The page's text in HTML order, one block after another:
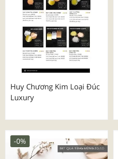
Huy Chương Kim Loại Đúc
Luxury
-0%